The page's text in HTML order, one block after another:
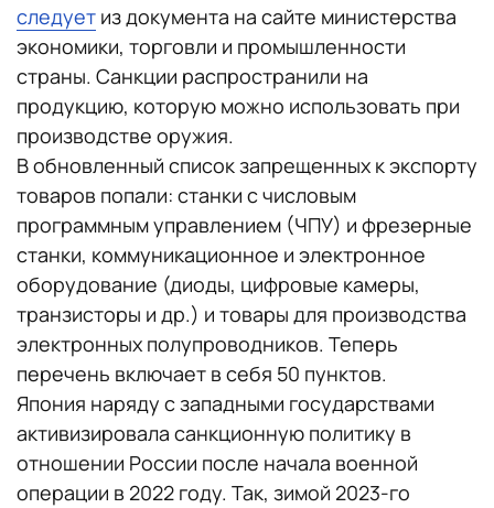
следует из документа на сайте министерства
экономики, торговли и промышленности
страны. Санкции распространили на
продукцию, которую можно использовать при
производстве оружия.
В обновленный список запрещенных к экспорту
товаров попали: станки с числовым
программным управлением (ЧПУ) и фрезерные
станки, коммуникационное и электронное
оборудование (диоды, цифровые камеры,
транзисторы и др.) и товары для производства
электронных полупроводников. Теперь
перечень включает в себя 50 пунктов.
Япония наряду с западными государствами
активизировала санкционную политику в
отношении России после начала военной
операции в 2022 году. Так, зимой 2023-го